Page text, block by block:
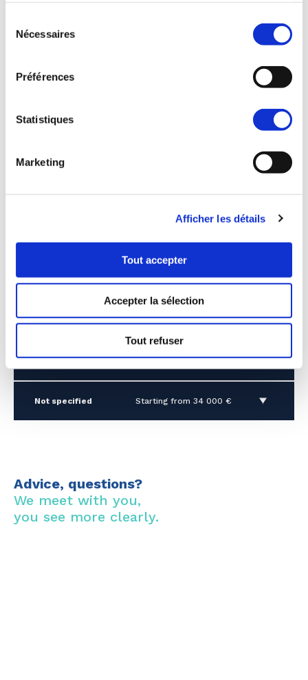
Nécessaires
Préférences
Statistiques
Marketing
Afficher les détails
Tout accepter
Accepter la sélection
Tout refuser
The property has a price
discover it right now
3 rooms Starting from 292 322 €
Garage/Parking Starting from 30 000 €
Not specified Starting from 34 000 €
Advice, questions?
We meet with you,
you see more clearly.